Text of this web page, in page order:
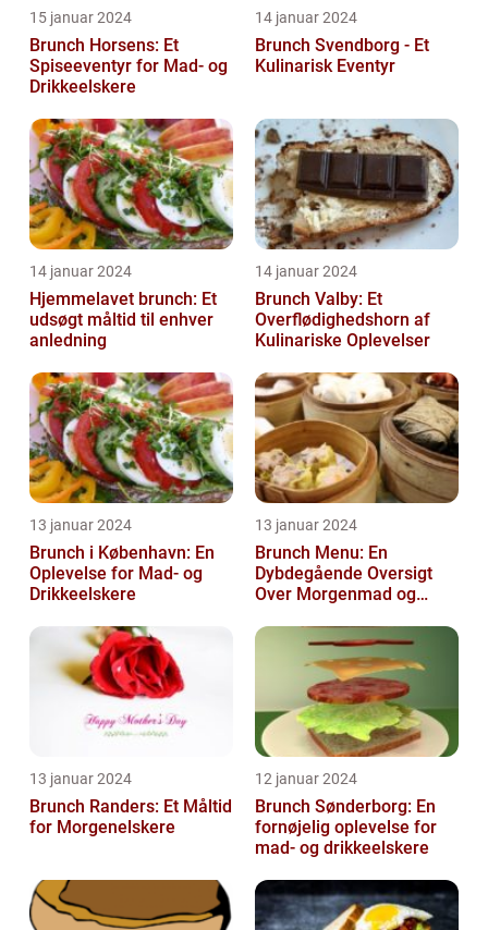
15 januar 2024
Brunch Horsens: Et
Spiseeventyr for Mad- og
Drikkeelskere
14 januar 2024
Brunch Svendborg - Et
Kulinarisk Eventyr
14 januar 2024
Hjemmelavet brunch: Et
udsøgt måltid til enhver
anledning
14 januar 2024
Brunch Valby: Et
Overflødighedshorn af
Kulinariske Oplevelser
13 januar 2024
Brunch i København: En
Oplevelse for Mad- og
Drikkeelskere
13 januar 2024
Brunch Menu: En
Dybdegående Oversigt
Over Morgenmad og
13 januar 2024
Brunch Randers: Et Måltid
for Morgenelskere
12 januar 2024
Brunch Sønderborg: En
fornøjelig oplevelse for
mad- og drikkeelskere